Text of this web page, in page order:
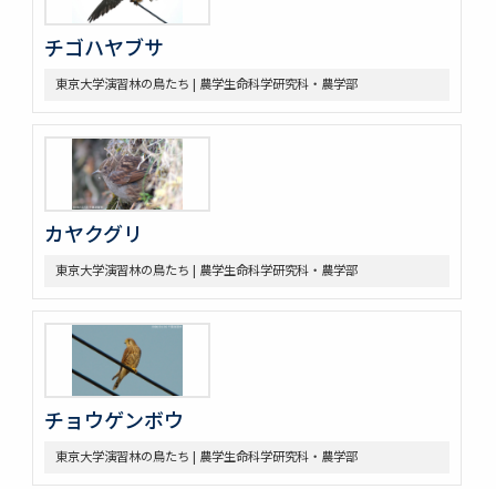
チゴハヤブサ
東京大学演習林の鳥たち | 農学生命科学研究科・農学部
カヤクグリ
東京大学演習林の鳥たち | 農学生命科学研究科・農学部
チョウゲンボウ
東京大学演習林の鳥たち | 農学生命科学研究科・農学部